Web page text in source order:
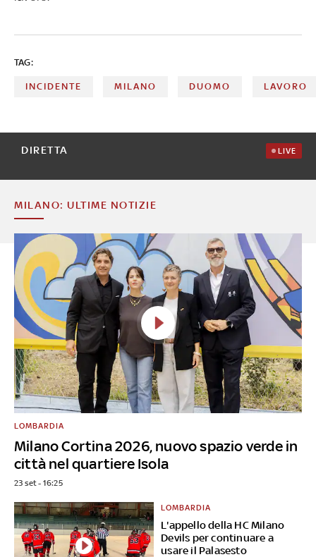
TAG:
INCIDENTE MILANO DUOMO LAVORO
DIRETTA LIVE
MILANO: ULTIME NOTIZIE
Milano Cortina 2026, nuovo spazio verde in
città nel quartiere Isola
LOMBARDIA
23 set - 16:25
L'appello della HC Milano
Devils per continuare a
usare il Palasesto
LOMBARDIA